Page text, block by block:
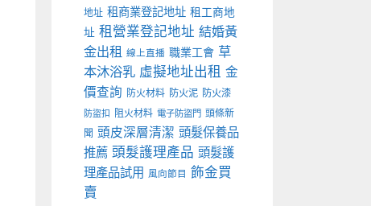
地址 租商業登記地址 租工商地
址 租營業登記地址 結婚黃
金出租 線上直播 職業工會 草
本沐浴乳 虛擬地址出租 金
價查詢 防火材料 防火泥 防火漆
防盜扣 阻火材料 電子防盜門 頭條新
聞 頭皮深層清潔 頭髮保養品
推薦 頭髮護理產品 頭髮護
理產品試用 風向節目 飾金買
賣